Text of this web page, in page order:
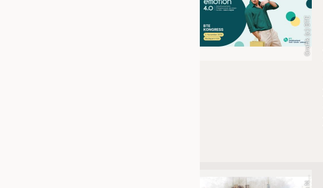
KRÜGER PERSONAL HEADHUNTING Grafik (c) BTE